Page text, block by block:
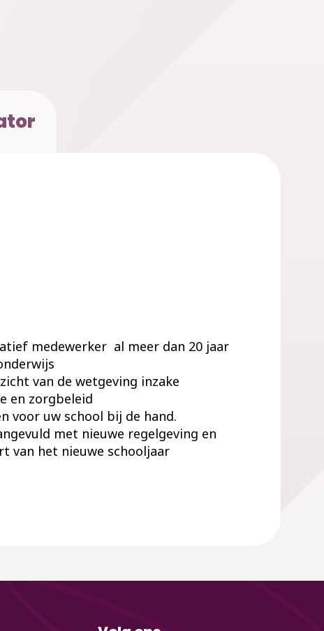
medewerker al meer dan 20 jaar
van de wetgeving inzake
en zorgbeleid
voor uw school bij de hand.
met nieuwe regelgeving en
van het nieuwe schooljaar